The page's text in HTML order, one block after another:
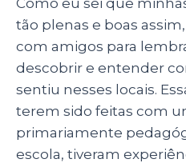
tão plenas e boas
com amigos para
descobrir e entender
sentiu nesses locais.
terem sido feitas com
primariamente
escola, tiveram